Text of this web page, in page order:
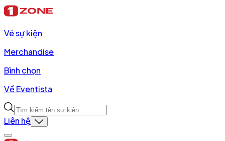
Vé sự kiện
Merchandise
Bình chọn
Về Eventista
Liên hệ